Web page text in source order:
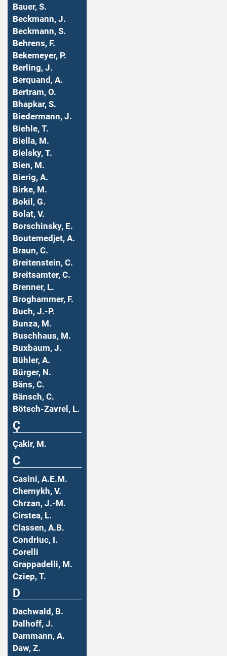
Bauer, S.
Beckmann, J.
Beckmann, S.
Behrens, F.
Bekemeyer, P.
Berling, J.
Berquand, A.
Bertram, O.
Bhapkar, S.
Biedermann, J.
Biehle, T.
Biella, M.
Bielsky, T.
Bien, M.
Bierig, A.
Birke, M.
Bokil, G.
Bolat, V.
Borschinsky, E.
Boutemedjet, A.
Braun, C.
Breitenstein, C.
Breitsamter, C.
Brenner, L.
Broghammer, F.
Buch, J.-P.
Bunza, M.
Buschhaus, M.
Buxbaum, J.
Bühler, A.
Bürger, N.
Bäns, C.
Bänsch, C.
Bötsch-Zavrel, L.
Ç
Çakir, M.
C
Casini, A.E.M.
Chernykh, V.
Chrzan, J.-M.
Cirstea, L.
Classen, A.B.
Condriuc, I.
Corelli
Grappadelli, M.
Cziep, T.
D
Dachwald, B.
Dalhoff, J.
Dammann, A.
Daw, Z.